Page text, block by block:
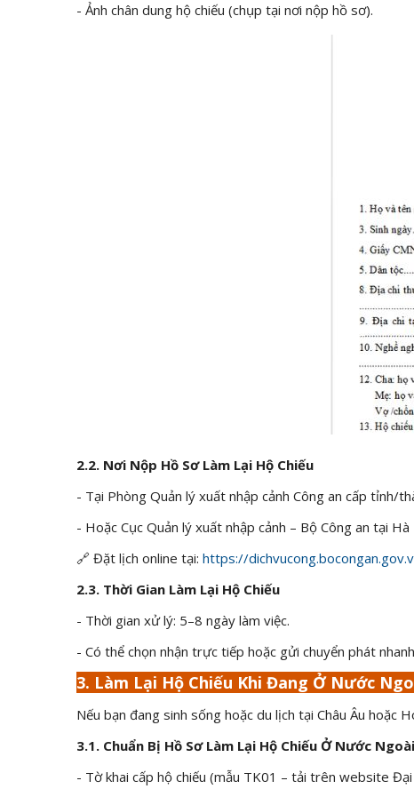
- Ảnh chân dung hộ chiếu (chụp tại nơi nộp hồ sơ).
2.2. Nơi Nộp Hồ Sơ Làm Lại Hộ Chiếu
- Tại Phòng Quản lý xuất nhập cảnh Công an cấp tỉnh/
- Hoặc Cục Quản lý xuất nhập cảnh – Bộ Công an tại Hà
🔗 Đặt lịch online tại: https://
2.3. Thời Gian Làm Lại Hộ Chiếu
- Thời gian xử lý: 5–8 ngày làm việc.
- Có thể chọn nhận trực tiếp hoặc gửi chuyển phát
3. Làm Lại Hộ Chiếu Khi Đang Ở Nước
Nếu bạn đang sinh sống hoặc du lịch tại Châu Âu hoặc
3.1. Chuẩn Bị Hồ Sơ Làm Lại Hộ Chiếu Ở Nước Ngoài
- Tờ khai cấp hộ chiếu (mẫu TK01 – tải trên website